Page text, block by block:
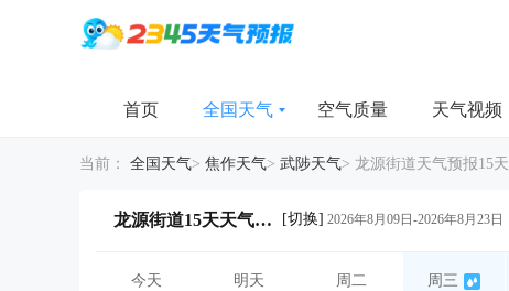
首页 全国天气 空气质量 天气视频
当前： 全国天气> 焦作天气> 武陟天气> 龙源街道天气预报15天
龙源街道15天天气详情 [切换] 2026年8月09日-2026年8月23日
今天 明天 周二 周三